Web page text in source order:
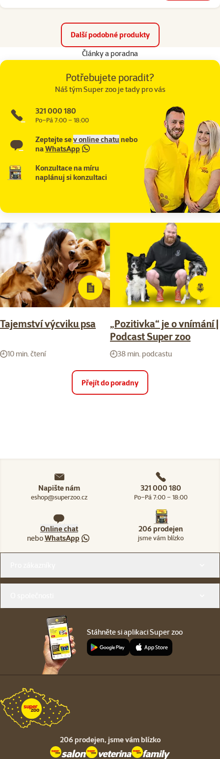
Další podobné produkty
Články a poradna
Potřebujete poradit?
Náš tým Super zoo je tady pro vás
321 000 180
Po–Pá 7:00 – 18:00
Zeptejte sev online chatunebo
naWhatsApp
Konzultace na míru
naplánuj si konzultaci
Tajemství výcviku psa
10 min. čtení
„Pozitivka“ je o vnímání |
Podcast Super zoo
38 min. podcastu
Přejít do poradny
Napište nám
eshop@superzoo.cz
321 000 180
Po–Pá 7:00 – 18:00
Online chat
neboWhatsApp
206 prodejen
jsme vám blízko
Stáhněte si aplikaci Super zoo
206 prodejen, jsme vám blízko